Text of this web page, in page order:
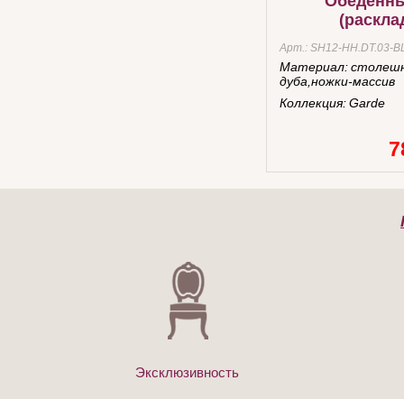
Арт.: SH12-HH.DT.03-
Материал:
дуба,ножки-массив
Коллекция:Garde
Эксклюзивность